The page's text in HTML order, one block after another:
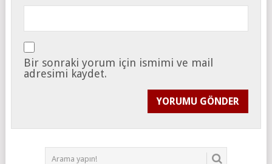
Bir sonraki yorum için ismimi ve mail
adresimi kaydet.